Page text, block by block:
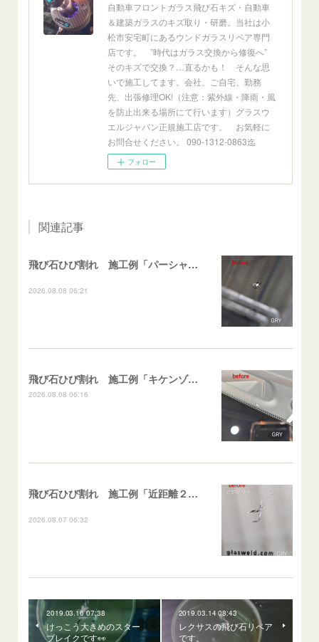
自動車フロントガラス飛び石キズ・自動車
＆建築ガラスのキズ取り・研磨。当社は小
松市安宅町にあるウンドガラスリペア専門
店です。 ”時代はガラス交換から修復へ”
そのキズで交換？…直るかも！ そんな思
いで施工してます。会社、ご自宅、勤務
先、出張修理OK!（注意：紫外線・降雨・風
を防止出来る場所にて行います）グラスウ
エルジャパン正規施工店です。 お気軽に
お問合せください。 090-1312-0863迄
フォロー
関連記事
飛び石ひび割れ 施工例「パーシャル系・衝撃点範囲ハマカケ」エスティマ
2026.08.08 06:21
飛び石ひび割れ 施工例「キケンゾーン範囲・ストレートブレイク」フェアレディＺ
2026.08.08 06:16
飛び石ひび割れ 施工例「近距離２箇所・パーシャル系+ストレート系」CX-8
2026.08.07 06:32
2019.03.16 07:38
けっこう大きめのスター
ブレイクです👀
2019.03.14 08:43
レクサスの飛び石リペア
です。